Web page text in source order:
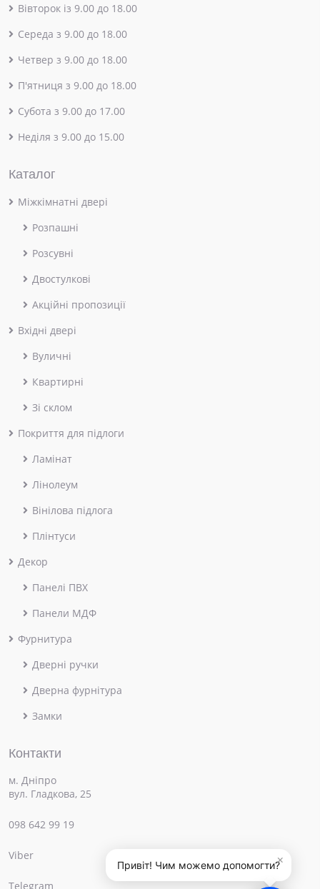
×
Привіт! Чим можемо допомогти?
Вівторок із 9.00 до 18.00
Середа з 9.00 до 18.00
Четвер з 9.00 до 18.00
П'ятниця з 9.00 до 18.00
Субота з 9.00 до 17.00
Неділя з 9.00 до 15.00
Каталог
Міжкімнатні двері
Розпашні
Розсувні
Двостулкові
Акційні пропозиції
Вхідні двері
Вуличні
Квартирні
Зі склом
Покриття для підлоги
Ламінат
Лінолеум
Вінілова підлога
Плінтуси
Декор
Панелі ПВХ
Панели МДФ
Фурнитура
Дверні ручки
Дверна фурнітура
Замки
Контакти
м. Дніпро
вул. Гладкова, 25
098 642 99 19
Viber
Telegram